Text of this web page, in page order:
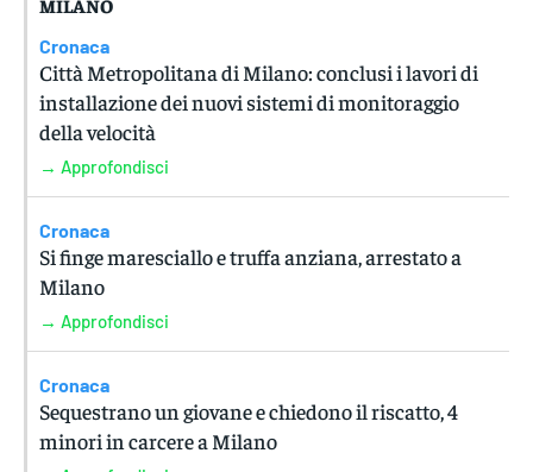
Cronaca
Città Metropolitana di Milano: conclusi i lavori di
installazione dei nuovi sistemi di monitoraggio
della velocità
→ Approfondisci
Cronaca
Si finge maresciallo e truffa anziana, arrestato a
Milano
→ Approfondisci
Cronaca
Sequestrano un giovane e chiedono il riscatto, 4
minori in carcere a Milano